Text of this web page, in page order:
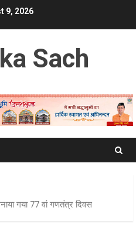
9, 2026
Sach
गया 77 वां गणतंत्र दिवस